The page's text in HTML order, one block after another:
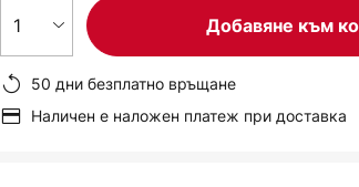
1 Добавяне към
50 дни безплатно връщане
Наличен е наложен платеж при доставка